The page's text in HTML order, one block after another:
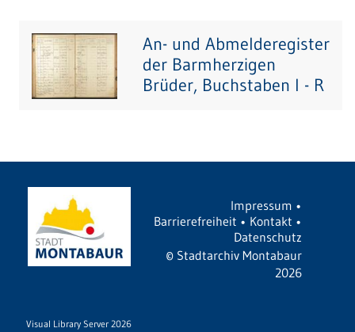
An- und Abmelderegister
der Barmherzigen
Brüder, Buchstaben I - R
Impressum •
Barrierefreiheit • Kontakt •
Datenschutz
© Stadtarchiv Montabaur
2026
Visual Library Server 2026